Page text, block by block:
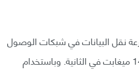
نقل البيانات في شبكات الوصول
عالي السرعة لحزم البيانات إلى 14.4 ميغابت في الثانية. وباستخدام